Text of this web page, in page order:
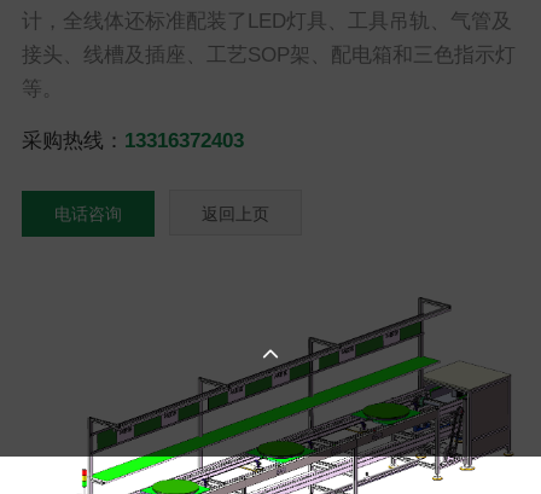

计，全线体还标准配装了LED灯具、工具吊轨、气管及
接头、线槽及插座、工艺SOP架、配电箱和三色指示灯
等。
采购热线： 13316372403
电话咨询 返回上页